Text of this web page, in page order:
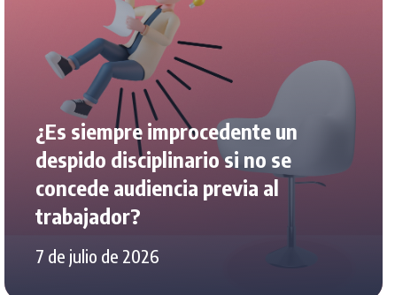
¿Es siempre improcedente un
despido disciplinario si no se
concede audiencia previa al
trabajador?
7 de julio de 2026